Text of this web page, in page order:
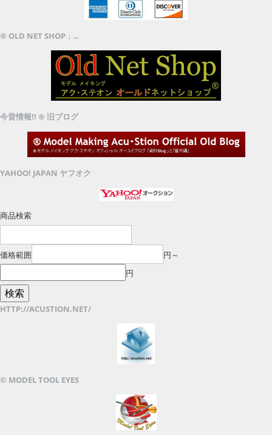
® OLD NET SHOP ↓→
今昔情報!! ® 旧ブログ
YAHOO! JAPAN ヤフオク
商品検索
価格範囲
円～
円
HTTP://ACUSTION.NET/
© MODEL TOOL EYES